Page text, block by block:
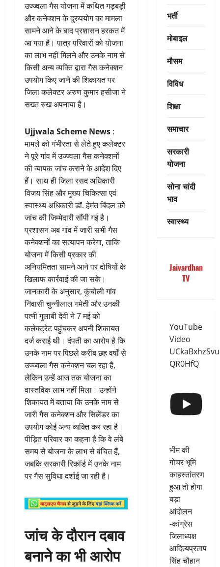
उज्ज्वला गैस योजना में कथित गड़बड़ी
और कनेक्शन के दुरुपयोग का मामला
सामने आने के बाद प्रशासन हरकत में
आ गया है। पात्र परिवारों को योजना
का लाभ नहीं मिलने और उनके नाम से
किसी अन्य व्यक्ति द्वारा गैस कनेक्शन
उपयोग किए जाने की शिकायत पर
जिला कलेक्टर अरुण कुमार हसीजा ने
सख्त रुख अपनाया है।
Ujjwala Scheme News :
मामले को गंभीरता से लेते हुए कलेक्टर
ने पूरे गांव में उज्ज्वला गैस कनेक्शनों
की व्यापक जांच कराने के आदेश दिए
हैं। साथ ही जिला रसद अधिकारी
विजय सिंह और मुख्य चिकित्सा एवं
स्वास्थ्य अधिकारी डॉ. हेमंत बिंदल को
जांच की जिम्मेदारी सौंपी गई है।
प्रशासन अब गांव में जारी सभी गैस
कनेक्शनों का सत्यापन करेगा, ताकि
योजना में किसी प्रकार की
अनियमितता सामने आने पर दोषियों के
खिलाफ कार्रवाई की जा सके।
जानकारी के अनुसार, कुंचोली गांव
निवासी चुन्नीलाल गमेती और उनकी
पत्नी गुलाबी देवी ने 7 मई को
कलेक्ट्रेट पहुंचकर अपनी शिकायत
दर्ज कराई थी। दंपती का आरोप है कि
उनके नाम पर पिछले करीब छह वर्षों से
उज्ज्वला गैस कनेक्शन चल रहा है,
लेकिन उन्हें आज तक योजना का
वास्तविक लाभ नहीं मिला। उन्होंने
शिकायत में बताया कि उनके नाम से
जारी गैस कनेक्शन और सिलेंडर का
उपयोग कोई अन्य व्यक्ति कर रहा है।
पीड़ित परिवार का कहना है कि वे लंबे
समय से योजना के लाभ से वंचित हैं,
जबकि सरकारी रिकॉर्ड में उनके नाम
पर गैस सुविधा दर्शाई जा रही है।
जांच के दौरान दबाव
बनाने का भी आरोप
भर्ती
मोबाइल
मौसम
विविध
शिक्षा
समाचार
सरकारी
योजना
सोना चांदी
भाव
स्वास्थ्य
Jaivardhan
TV
YouTube
Video
QR0HfQ
भीम की
गोचर भूमि
काहस्तांतरण
हुआ तो होगा
बड़ा
आंदोलन
-कांग्रेस
जिलाध्यक्ष
आदित्यप्रताप
सिंह चौहान